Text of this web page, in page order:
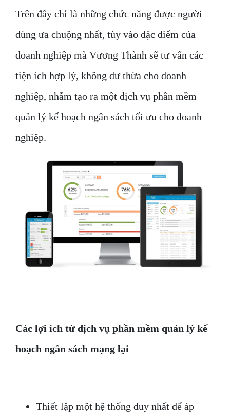
Trên đây chỉ là những chức năng được người
dùng ưa chuộng nhất, tùy vào đặc điểm của
doanh nghiệp mà Vương Thành sẽ tư vấn các
tiện ích hợp lý, không dư thừa cho doanh
nghiệp, nhằm tạo ra một dịch vụ phần mềm
quản lý kế hoạch ngân sách tối ưu cho doanh
nghiệp.
Các lợi ích từ dịch vụ phần mềm quản lý kế
hoạch ngân sách mạng lại
Thiết lập một hệ thống duy nhất để áp